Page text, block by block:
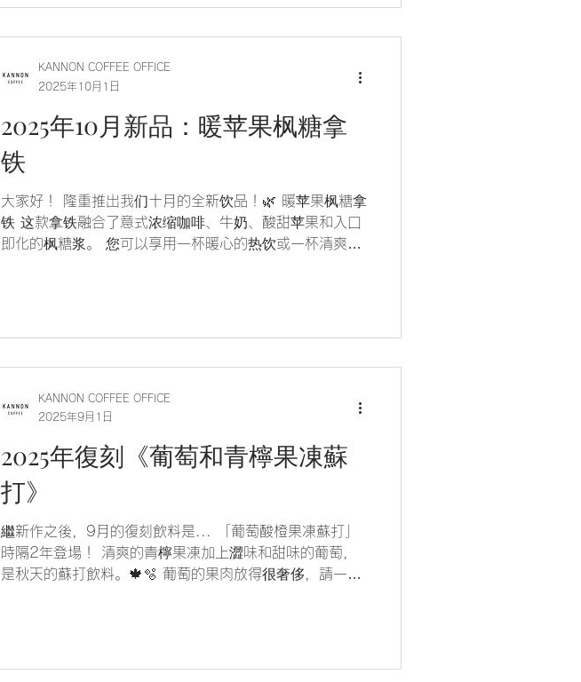
2025年10月新品：暖苹果枫糖拿
铁
大家好！ 隆重推出我们十月的全新饮品！🌿 暖苹果枫糖拿
铁 这款拿铁融合了意式浓缩咖啡、牛奶、酸甜苹果和入口
即化的枫糖浆。 您可以享用一杯暖心的热饮或一杯清爽的
KANNON COFFEE OFFICE
2025年10月1日
2025年復刻《葡萄和青檸果凍蘇
打》
繼新作之後，9月的復刻飲料是... 「葡萄酸橙果凍蘇打」
時隔2年登場！ 清爽的青檸果凍加上澀味和甜味的葡萄，
是秋天的蘇打飲料。🍁🫧 葡萄的果肉放得很奢侈，請一邊
KANNON COFFEE OFFICE
2025年9月1日